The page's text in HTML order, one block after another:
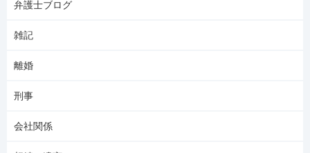
弁護士ブログ
雑記
離婚
刑事
会社関係